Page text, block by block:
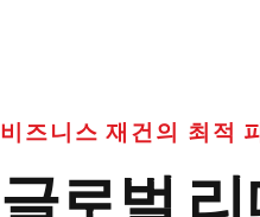
비즈니스 재건의 최적
글로벌